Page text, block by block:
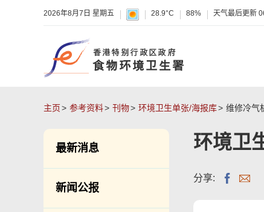
2026年8月7日 星期五 28.9°C 88% 天气最后更新
主页 参考资料 刊物 环境卫生单张/海报库 维修冷气
最新消息
新闻公报
环境卫
分享: